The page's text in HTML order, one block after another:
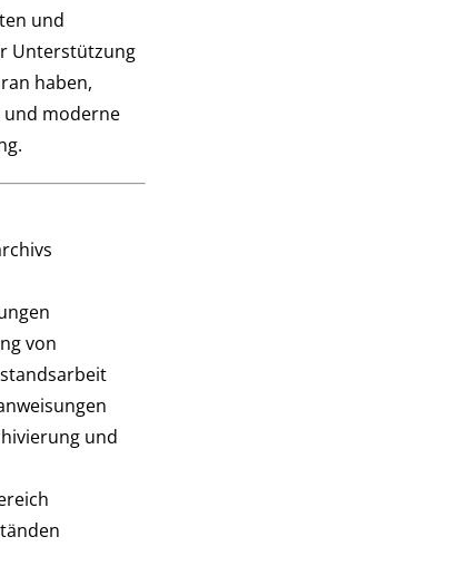
und
Unterstützung
haben,
und moderne
von
und